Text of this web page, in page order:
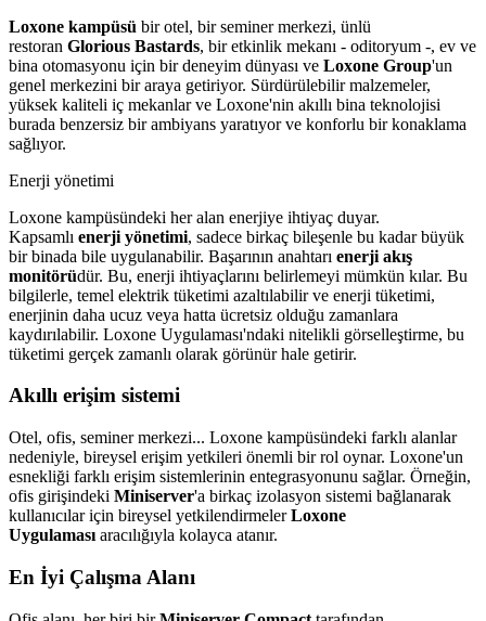
Loxone kampüsü bir otel, bir seminer merkezi, ünlü
restoran Glorious Bastards, bir etkinlik mekanı - oditoryum -, ev ve
bina otomasyonu için bir deneyim dünyası ve Loxone Group'un
genel merkezini bir araya getiriyor. Sürdürülebilir malzemeler,
yüksek kaliteli iç mekanlar ve Loxone'nin akıllı bina teknolojisi
burada benzersiz bir ambiyans yaratıyor ve konforlu bir konaklama
sağlıyor.
Enerji yönetimi
Loxone kampüsündeki her alan enerjiye ihtiyaç duyar.
Kapsamlı enerji yönetimi, sadece birkaç bileşenle bu kadar büyük
bir binada bile uygulanabilir. Başarının anahtarı enerji akış
monitörüdür. Bu, enerji ihtiyaçlarını belirlemeyi mümkün kılar. Bu
bilgilerle, temel elektrik tüketimi azaltılabilir ve enerji tüketimi,
enerjinin daha ucuz veya hatta ücretsiz olduğu zamanlara
kaydırılabilir. Loxone Uygulaması'ndaki nitelikli görselleştirme, bu
tüketimi gerçek zamanlı olarak görünür hale getirir.
Akıllı erişim sistemi
Otel, ofis, seminer merkezi... Loxone kampüsündeki farklı alanlar
nedeniyle, bireysel erişim yetkileri önemli bir rol oynar. Loxone'un
esnekliği farklı erişim sistemlerinin entegrasyonunu sağlar. Örneğin,
ofis girişindeki Miniserver'a birkaç izolasyon sistemi bağlanarak
kullanıcılar için bireysel yetkilendirmelerLoxone
Uygulaması aracılığıyla kolayca atanır.
En İyi Çalışma Alanı